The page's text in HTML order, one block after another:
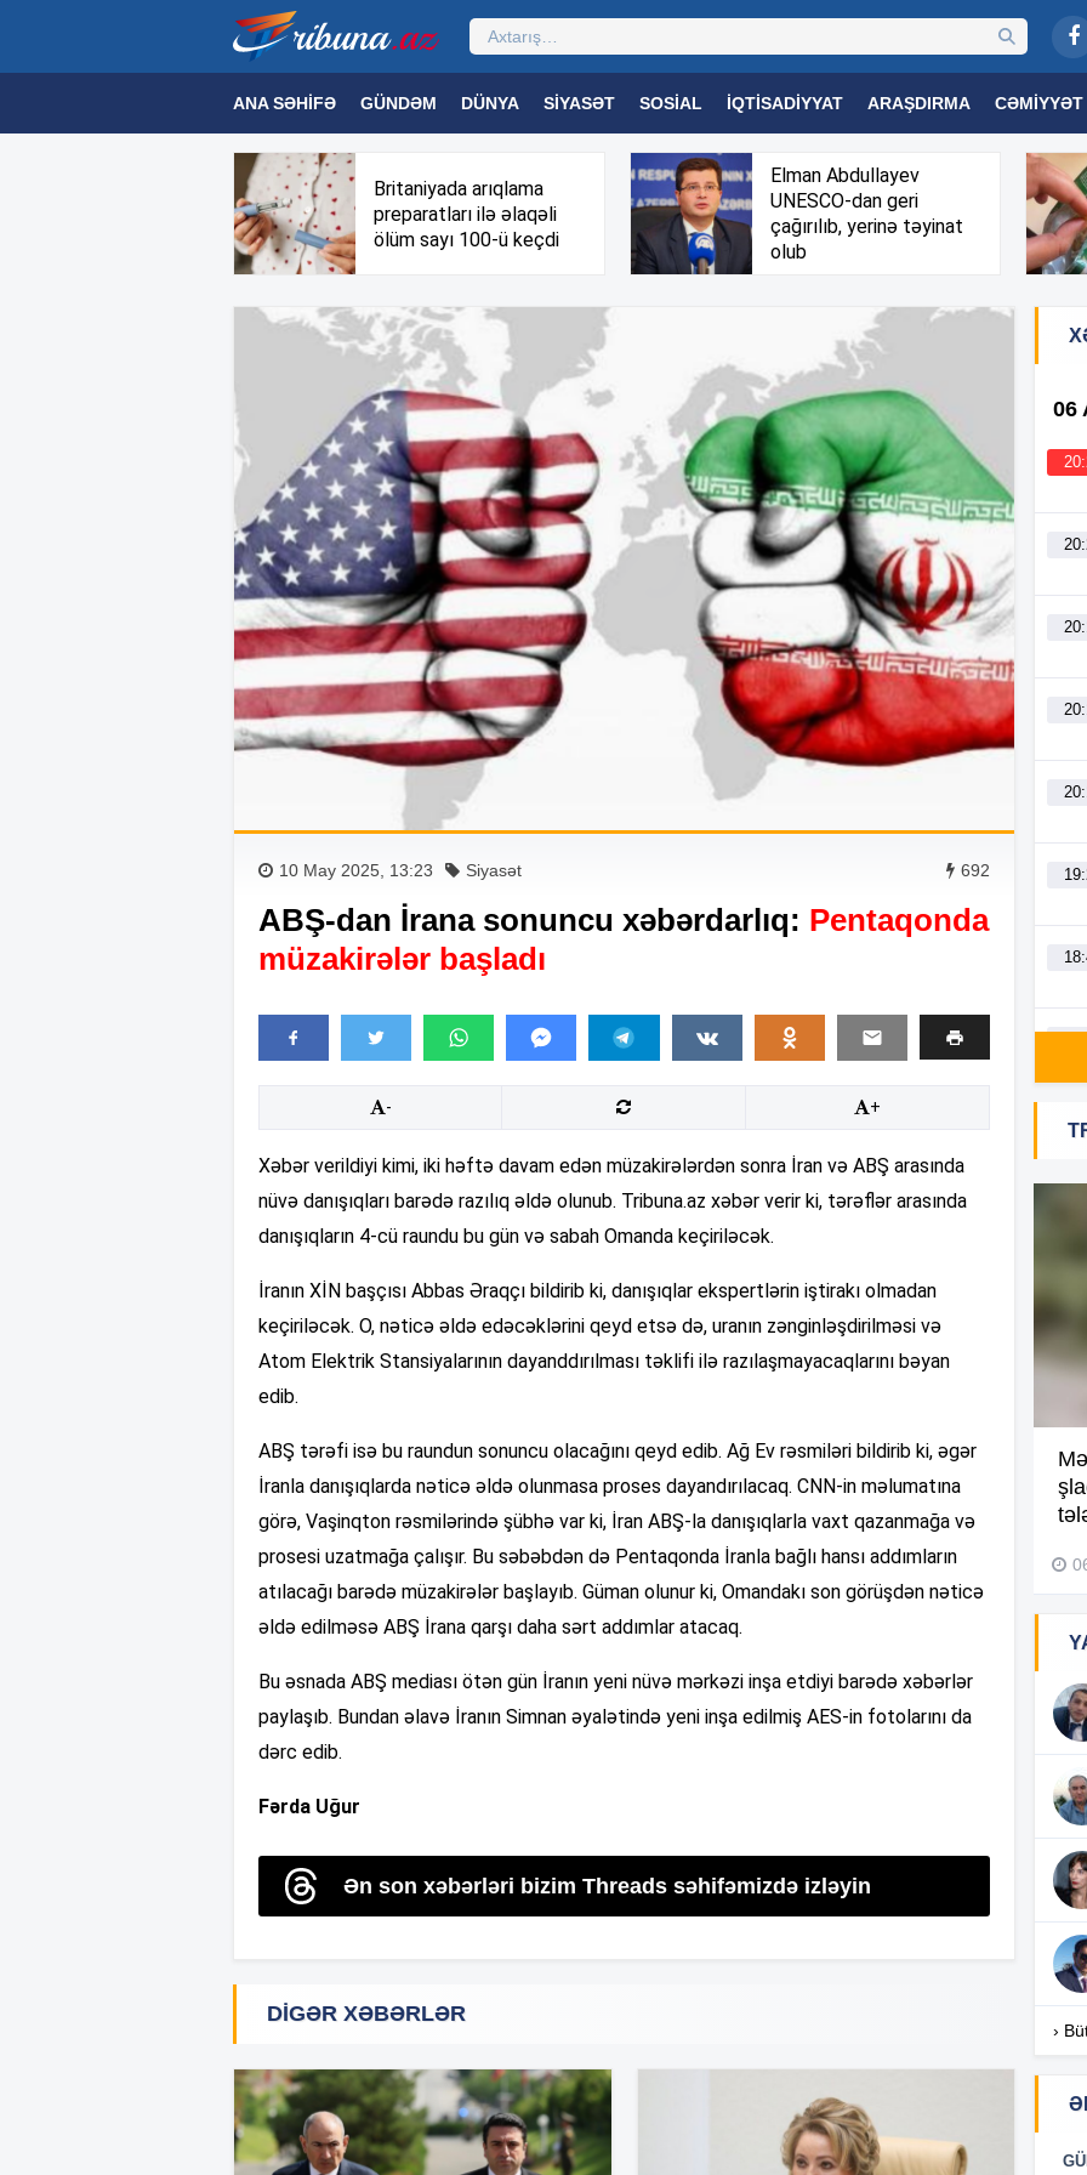
ANA SƏHIFƏ GÜNDƏM DÜNYA SIYASƏT SOSIAL İQTISADIYYAT ARAŞDIRMA CƏMIYYƏT
MƏDƏNIYYƏT TƏHSIL SAĞLAMLIQ MARAQLI TRIBUNA TV
Britaniyada arıqlama
preparatları ilə əlaqəli
ölüm sayı 100-ü keçdi
Elman Abdullayev
UNESCO-dan geri
çağırılıb, yerinə təyinat
olub
10 May 2025, 13:23 Siyasət 692
ABŞ-dan İrana sonuncu xəbərdarlıq: Pentaqonda
müzakirələr başladı
- +
Xəbər verildiyi kimi, iki həftə davam edən müzakirələrdən sonra İran və ABŞ arasında
nüvə danışıqları barədə razılıq əldə olunub. Tribuna.az xəbər verir ki, tərəflər arasında
danışıqların 4-cü raundu bu gün və sabah Omanda keçiriləcək.
İranın XİN başçısı Abbas Əraqçı bildirib ki, danışıqlar ekspertlərin iştirakı olmadan
keçiriləcək. O, nəticə əldə edəcəklərini qeyd etsə də, uranın zənginləşdirilməsi və
Atom Elektrik Stansiyalarının dayanddırılması təklifi ilə razılaşmayacaqlarını bəyan
edib.
ABŞ tərəfi isə bu raundun sonuncu olacağını qeyd edib. Ağ Ev rəsmiləri bildirib ki, əgər
İranla danışıqlarda nəticə əldə olunmasa proses dayandırılacaq. CNN-in məlumatına
görə, Vaşinqton rəsmilərində şübhə var ki, İran ABŞ-la danışıqlarla vaxt qazanmağa və
prosesi uzatmağa çalışır. Bu səbəbdən də Pentaqonda İranla bağlı hansı addımların
atılacağı barədə müzakirələr başlayıb. Güman olunur ki, Omandakı son görüşdən nəticə
əldə edilməsə ABŞ İrana qarşı daha sərt addımlar atacaq.
Bu əsnada ABŞ mediası ötən gün İranın yeni nüvə mərkəzi inşa etdiyi barədə xəbərlər
paylaşıb. Bundan əlavə İranın Simnan əyalətində yeni inşa edilmiş AES-in fotolarını da
dərc edib.
Fərda Uğur
Ən son xəbərləri bizim Threads səhifəmizdə izləyin
DIGƏR XƏBƏRLƏR
06
Kompleksdə faciə: 2 yaşlı
uşaq hovuzda boğuldu –
Video
29 İyul 2026, 16:21
›